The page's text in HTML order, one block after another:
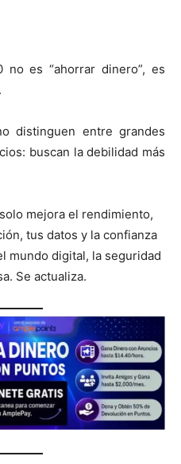
no es “ahorrar dinero”, es
distinguen entre grandes
buscan la debilidad más
mejora el rendimiento,
tus datos y la confianza
mundo digital, la seguridad
Se actualiza.